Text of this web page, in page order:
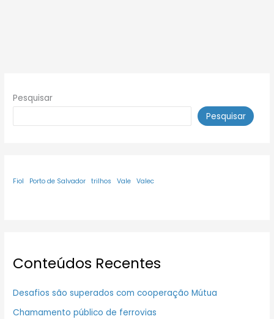
Pesquisar
Pesquisar
Fiol Porto de Salvador trilhos Vale Valec
Conteúdos Recentes
Desafios são superados com cooperação Mútua
Chamamento público de ferrovias